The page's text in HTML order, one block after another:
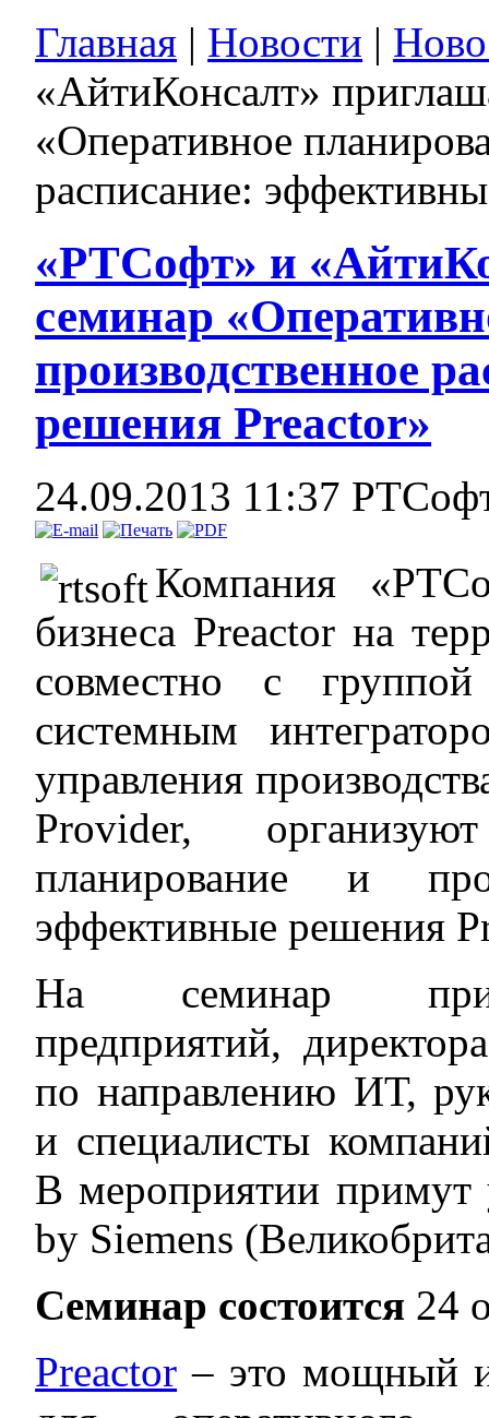
Главная | Новости |
«АйтиКонсалт»
«Оперативное
расписание:
«РТСофт» и
семинар
производственное
решения Preactor»
24.09.2013 11:37
Компания
бизнеса Preactor на
совместно с
системным
управления
Provider,
планирование и
эффективные решения
На семинар
предприятий,
по направлению ИТ,
и специалисты
В мероприятии примут
by Siemens
Семинар состоится 24
Preactor – это мощный